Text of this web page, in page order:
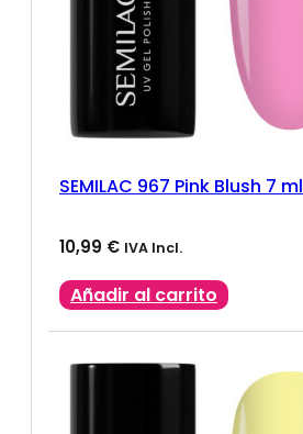
SEMILAC 967 Pink Blush 7 ml
10,99 € IVA Incl.
Añadir al carrito